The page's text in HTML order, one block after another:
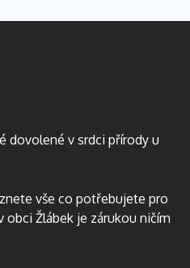
dovolené v srdci přírody u
vše co potřebujete pro
obci Žlábek je zárukou ničím